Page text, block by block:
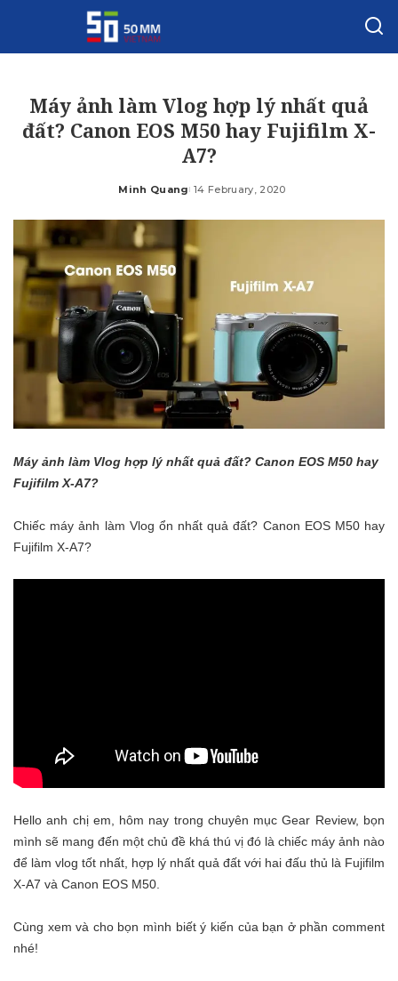
Máy ảnh làm Vlog hợp lý nhất quả
đất? Canon EOS M50 hay Fujifilm X-
A7?
Posted
Minh Quang 14 February, 2020
Máy ảnh làm Vlog hợp lý nhất quả đất? Canon EOS M50 hay
Fujifilm X-A7?
Chiếc máy ảnh làm Vlog ổn nhất quả đất? Canon EOS M50 hay
Fujifilm X-A7?
Hello anh chị em, hôm nay trong chuyên mục Gear Review, bọn
mình sẽ mang đến một chủ đề khá thú vị đó là chiếc máy ảnh nào
để làm vlog tốt nhất, hợp lý nhất quả đất với hai đấu thủ là Fujifilm
X-A7 và Canon EOS M50.
Cùng xem và cho bọn mình biết ý kiến của bạn ở phần comment
nhé!